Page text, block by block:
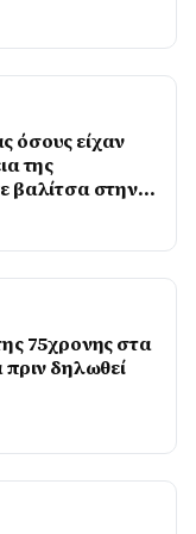
όσους είχαν
της
βαλίτσα στην
75χρονης στα
δηλωθεί